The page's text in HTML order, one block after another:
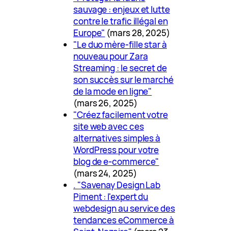
sauvage : enjeux et lutte
contre le trafic illégal en
Europe" (mars 28, 2025)
"Le duo mère-fille star à
nouveau pour Zara
Streaming : le secret de
son succès sur le marché
de la mode en ligne"
(mars 26, 2025)
"Créez facilement votre
site web avec ces
alternatives simples à
WordPress pour votre
blog de e-commerce"
(mars 24, 2025)
. "Savenay Design Lab
Piment : l'expert du
webdesign au service des
tendances eCommerce à